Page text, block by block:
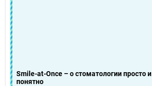
Smile-at-Once – о стоматологии просто и
понятно